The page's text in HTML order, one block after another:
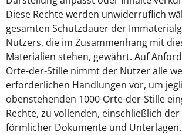
Diese Rechte werden unwiderruflich
gesamten Schutzdauer der
Nutzers, die im Zusammenhang mit
Materialien stehen, gewährt. Auf
Orte-der-Stille nimmt der Nutzer alle
erforderlichen Handlungen vor, um
obenstehenden 1000-Orte-der-Stille
Rechte, zu vollenden, einschließlich
förmlicher Dokumente und Unterlagen.